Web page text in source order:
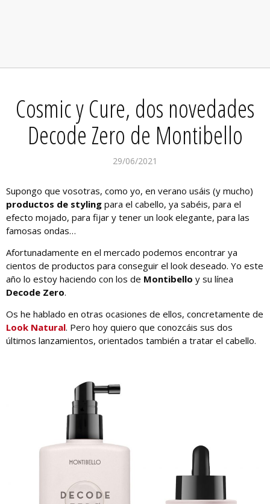
Cosmic y Cure, dos novedades
Decode Zero de Montibello
29/06/2021
Supongo que vosotras, como yo, en verano usáis (y mucho)
productos de styling para el cabello, ya sabéis, para el
efecto mojado, para fijar y tener un look elegante, para las
famosas ondas…
Afortunadamente en el mercado podemos encontrar ya
cientos de productos para conseguir el look deseado. Yo este
año lo estoy haciendo con los de Montibello y su línea
Decode Zero.
Os he hablado en otras ocasiones de ellos, concretamente de
Look Natural. Pero hoy quiero que conozcáis sus dos
últimos lanzamientos, orientados también a tratar el cabello.